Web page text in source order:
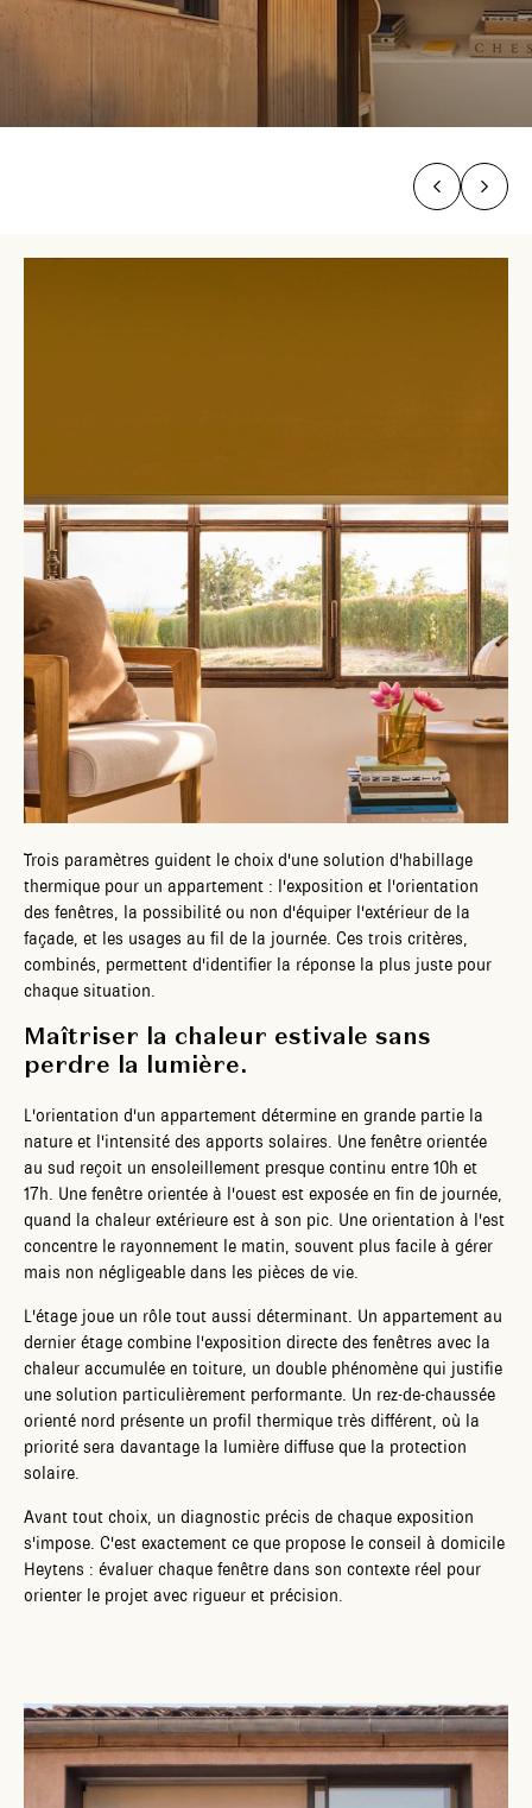
Trois paramètres guident le choix d'une solution d'habillage
thermique pour un appartement : l'exposition et l'orientation
des fenêtres, la possibilité ou non d'équiper l'extérieur de la
façade, et les usages au fil de la journée. Ces trois critères,
combinés, permettent d'identifier la réponse la plus juste pour
chaque situation.
Maîtriser la chaleur estivale sans
perdre la lumière.
L'orientation d'un appartement détermine en grande partie la
nature et l'intensité des apports solaires. Une fenêtre orientée
au sud reçoit un ensoleillement presque continu entre 10h et
17h. Une fenêtre orientée à l'ouest est exposée en fin de journée,
quand la chaleur extérieure est à son pic. Une orientation à l'est
concentre le rayonnement le matin, souvent plus facile à gérer
mais non négligeable dans les pièces de vie.
L'étage joue un rôle tout aussi déterminant. Un appartement au
dernier étage combine l'exposition directe des fenêtres avec la
chaleur accumulée en toiture, un double phénomène qui justifie
une solution particulièrement performante. Un rez-de-chaussée
orienté nord présente un profil thermique très différent, où la
priorité sera davantage la lumière diffuse que la protection
solaire.
Avant tout choix, un diagnostic précis de chaque exposition
s'impose. C'est exactement ce que propose le conseil à domicile
Heytens : évaluer chaque fenêtre dans son contexte réel pour
orienter le projet avec rigueur et précision.